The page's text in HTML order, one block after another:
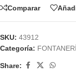
Comparar
SKU: 43912
Categoría:
Share: